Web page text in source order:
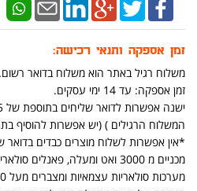
זמן אספקה ותנאי רכישה:
משלוח רגיל באתר הוא משלוח בדואר רשום.
זמן אספקה: עד 14 ימי עסקים.
המשלוח הרגילים ) (יש אפשרות להוסיף
*אין אפשרות לשלוח מוצרים כבדים בדואר
מערכות סולאריות עצמאיות ומצברים מעל 30 אמפר)